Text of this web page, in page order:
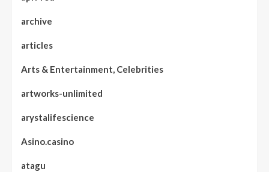
archive
articles
Arts & Entertainment, Celebrities
artworks-unlimited
arystalifescience
Asino.casino
atagu